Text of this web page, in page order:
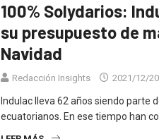
100% Solydarios:
su presupuesto de
Navidad
Redacción Insights 2021/12/20
Indulac lleva 62 años siendo parte
ecuatorianos. En ese tiempo han